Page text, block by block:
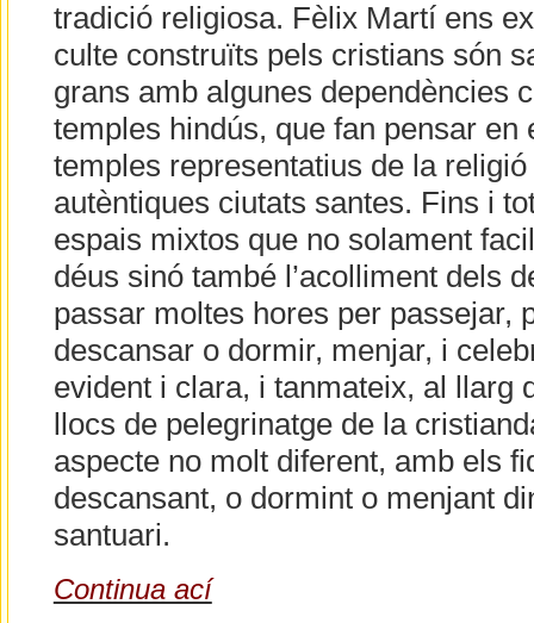
tradició religiosa. Fèlix Martí ens
culte construïts pels cristians són
grans amb algunes dependències
temples hindús, que fan pensar en
temples representatius de la religió
autèntiques ciutats santes. Fins i
espais mixtos que no solament
déus sinó també l’acolliment dels
passar moltes hores per passejar,
descansar o dormir, menjar, i
evident i clara, i tanmateix, al llarg
llocs de pelegrinatge de la
aspecte no molt diferent, amb els
descansant, o dormint o menjant
santuari.
Continua ací